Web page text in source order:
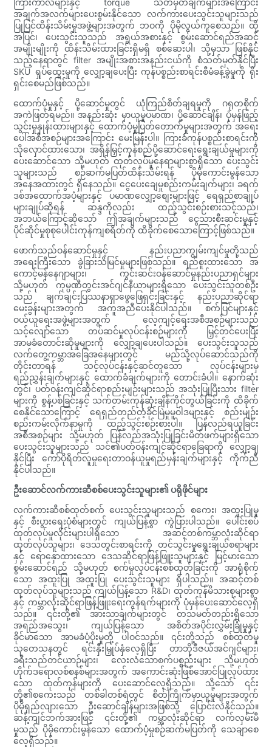
ကြားကာလများနှင့် torque သတ်မှတ်ချက်များအကြောင်း
အချက်အလက်များပေးစွမ်းနိုင်သော လက်ကားပေးသွင်းသူများသည်
ပြုပြင်ထိန်းသိမ်းမှုအဖွဲ့များအတွက် ဘဝကို ပိုမိုလွယ်ကူစေသည်။ ထို့
အပြင်၊ ပေးသွင်းသူသည် အရွယ်အစားနှင့် စွမ်းဆောင်ရည်အဆင့်
အမျိုးမျိုးကို ထိန်းသိမ်းထားခြင်းရှိမရှိ စစ်ဆေးပါ၊ သို့မှသာ ဖြစ်နိုင်
သည့်နေရာတွင် filter အမျိုးအစားအနည်းငယ်ကို စံသတ်မှတ်နိုင်ပြီး
SKU ရှုပ်ထွေးမှုကို လျှော့ချပေးပြီး ကုန်ပစ္စည်းစာရင်းစီမံခန့်ခွဲမှုကို ရိုး
ရှင်းစေမည်ဖြစ်သည်။
ထောက်ပံ့မှုနှင့် ပို့ဆောင်မှုတွင် ယုံကြည်စိတ်ချရမှုကို ဂရုတစိုက်
အကဲဖြတ်ရမည်။ အနည်းဆုံး မှာယူမှုပမာဏ၊ ပို့ဆောင်ချိန်၊ ပုံမှန်ဖြည့်
သွင်းမှုနှုန်းထားများနှင့် ထောက်ပံ့မှုပြတ်တောက်မှုများအတွက် အရေး
ပေါ်အစီအစဉ်များအကြောင်း မေးမြန်းပါ။ ကြားခံကုန်ပစ္စည်းစာရင်းကို
သိုလှောင်ထားသော၊ အရှိန်မြှင့်ကုန်စည်ပို့ဆောင်ရေးရွေးချယ်မှုများကို
ပေးဆောင်သော သို့မဟုတ် ထုတ်လုပ်မှုနေရာများစွာရှိသော ပေးသွင်း
သူများသည် စဉ်ဆက်မပြတ်ထိန်းသိမ်းရန် ပိုမိုကောင်းမွန်သော
အနေအထားတွင် ရှိနေသည်။ ငွေပေးချေမှုစည်းကမ်းချက်များ၊ ခရက်
ဒစ်အထောက်အပံ့များနှင့် ပမာဏလျှော့စျေးများဖြင့် ရေရှည်စာချုပ်
များချုပ်ဆိုရန် ဆန္ဒကိုလည်း ထည့်သွင်းစဉ်းစားသင့်သည်၊
အဘယ်ကြောင့်ဆိုသော် ဤအချက်များသည် ငွေသားစီးဆင်းမှုနှင့်
ပိုင်ဆိုင်မှုစုစုပေါင်းကုန်ကျစရိတ်ကို ထိခိုက်စေသောကြောင့်ဖြစ်သည်။
ဖောက်သည်ဝန်ဆောင်မှုနှင့် နည်းပညာကျွမ်းကျင်မှုတို့သည်
အရေးကြီးသော ခွဲခြားသိမြင်မှုများဖြစ်သည်။ ရည်စူးထားသော အ
ကောင့်မန်နေဂျာများ၊ ကွင်းဆင်းဝန်ဆောင်မှုနည်းပညာရှင်များ
သို့မဟုတ် ကုမ္ပဏီတွင်းအင်ဂျင်နီယာများရှိသော ပေးသွင်းသူတစ်ဦး
သည် ချက်ချင်းပြဿနာရှာဖွေဖြေရှင်းခြင်းနှင့် နည်းပညာဆိုင်ရာ
မေးခွန်းများအတွက် အကူအညီပေးနိုင်ပါသည်။ စက်ပြင်များနှင့်
ဝယ်ယူရေးအဖွဲ့များအတွက် လေ့ကျင့်ရေးအစီအစဉ်များသည်
သင့်လျော်သော တပ်ဆင်မှုလုပ်ငန်းစဉ်များကို မြှင့်တင်ပေးပြီး
အာမခံတောင်းဆိုမှုများကို လျှော့ချပေးပါသည်။ ပေးသွင်းသူသည်
လက်တွေ့ကမ္ဘာအခြေအနေများတွင် မည်သို့လုပ်ဆောင်သည်ကို
တိုင်းတာရန် သင့်လုပ်ငန်းနှင့်ဆင်တူသော လုပ်ငန်းများမှ
ရည်ညွှန်းချက်များနှင့် ထောက်ခံချက်များကို တောင်းခံပါ။ နောက်ဆုံး
တွင်၊ ပတ်ဝန်းကျင်ဆိုင်ရာစည်းမျဉ်းများသည် အသုံးပြုပြီးသား filter
များကို စွန့်ပစ်ခြင်းနှင့် သက်တမ်းကုန်ဆုံးချိန်ကိုင်တွယ်ခြင်းကို ထိခိုက်
စေနိုင်သောကြောင့် ရေရှည်တည်တံ့ခိုင်မြဲမှုမူဝါဒများနှင့် စည်းမျဉ်း
စည်းကမ်းလိုက်နာမှုကို ထည့်သွင်းစဉ်းစားပါ။ ပြန်လည်ရယူခြင်း
အစီအစဉ်များ သို့မဟုတ် ပြန်လည်အသုံးပြုခြင်းမိတ်ဖက်များရှိသော
ပေးသွင်းသူများသည် သင်၏ပတ်ဝန်းကျင်ဆိုင်ရာခြေရာကို လျှော့ချ
နိုင်ပြီး ကော်ပိုရိတ်လူမှုရေးတာဝန်ယူမှုရည်မှန်းချက်များနှင့် ကိုက်ညီ
နိုင်ပါသည်။
ဦးဆောင်လက်ကားဆီစစ်ပေးသွင်းသူများ၏ ပရိုဖိုင်များ
လက်ကားဆီစစ်ထုတ်စက် ပေးသွင်းသူများသည် စကေး၊ အထူးပြုမှု
နှင့် စီးပွားရေးပုံစံများတွင် ကျယ်ပြန့်စွာ ကွဲပြားပါသည်။ ပေါင်းစပ်
ထုတ်လုပ်မှုလိုင်းများပါရှိသော အဆင့်တစ်ကမ္ဘာလုံးဆိုင်ရာ
ထုတ်လုပ်သူများ၊ ဒေသတွင်းစာရင်းကို တင်သွင်းမှုရွေးချယ်စရာများ
နှင့် ရောနှောထားသော ဒေသဆိုင်ရာဖြန့်ဖြူးသူများနှင့် မြင့်မားသော
စွမ်းဆောင်ရည် သို့မဟုတ် စက်မှုလုပ်ငန်းစစ်ထုတ်ခြင်းကို အာရုံစိုက်
သော အထူးပြု အထူးပြု ပေးသွင်းသူများ ရှိပါသည်။ အဆင့်တစ်
ထုတ်လုပ်သူများသည် ကျယ်ပြန့်သော R&D၊ ထုတ်ကုန်မိသားစုများစွာ
နှင့် ကမ္ဘာလုံးဆိုင်ရာဖြန့်ဖြူးရေးကွန်ရက်များကို ပုံမှန်ပေးဆောင်လေ့ရှိ
သည်။ ၎င်းတို့၏ အားသာချက်များတွင် တသမတ်တည်းရှိသော
အရည်အသွေး၊ ကျယ်ပြန့်သော အစိတ်အပိုင်းလွှမ်းခြုံမှုနှင့်
ခိုင်မာသော အာမခံပံ့ပိုးမှုတို့ ပါဝင်သည်။ ၎င်းတို့သည် စစ်ထုတ်မှု
သုတေသနတွင် ရင်းနှီးမြှုပ်နှံလေ့ရှိပြီး တာဘိုဒီဇယ်အင်ဂျင်များ၊
ခရီးသည်တင်ယာဉ်များ၊ လေးလံသောစက်ပစ္စည်းများ သို့မဟုတ်
ဟိုက်ဒရောလစ်စနစ်များအတွက် အကောင်းဆုံးဖြစ်အောင်ပြုလုပ်ထား
သော ထုတ်ကုန်များကို ပေးဆောင်လေ့ရှိသည်။ သို့သော် ၎င်း
တို့၏စကေးသည် တစ်ခါတစ်ရံတွင် စိတ်ကြိုက်မှာယူမှုများအတွက်
ပိုမိုရှည်လျားသော ဦးဆောင်ချိန်များအဖြစ်သို့ ပြောင်းလဲနိုင်သည်။
ဆန့်ကျင်ဘက်အားဖြင့် ၎င်းတို့၏ ကမ္ဘာလုံးဆိုင်ရာ လက်လှမ်းမီ
မှုသည် ပိုမိုကောင်းမွန်သော ထောက်ပံ့မှုစဉ်ဆက်မပြတ်ကို သေချာစေ
လေ့ရှိသည်။